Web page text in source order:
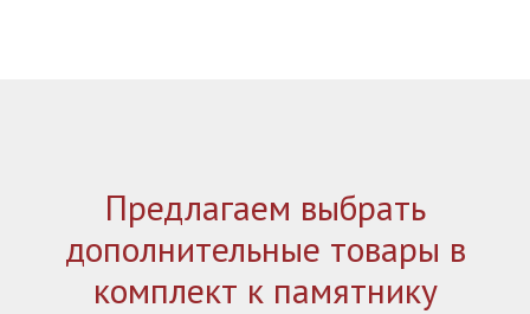
Предлагаем выбрать
дополнительные товары в
комплект к памятнику